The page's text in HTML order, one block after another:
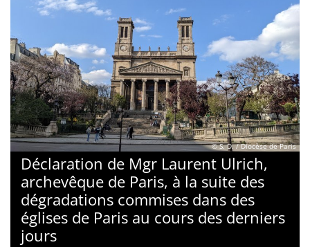
© S. D. / Diocèse de Paris
Déclaration de Mgr Laurent Ulrich,
archevêque de Paris, à la suite des
dégradations commises dans des
églises de Paris au cours des derniers
jours